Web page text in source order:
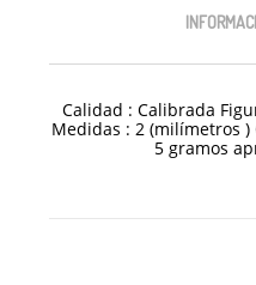
Calidad : Calibrada
Medidas : 2 (milímetros
5 gramos